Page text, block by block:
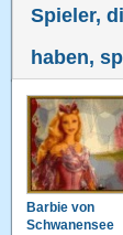
Spieler,
haben,
Barbie von
Schwanensee